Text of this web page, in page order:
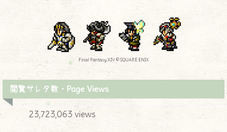
Final Fantasy XIV © SQUARE ENIX
閲覧サレタ数・Page Views
23,723,063 views